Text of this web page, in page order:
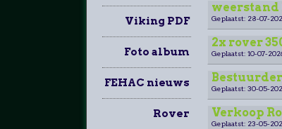
Viking PDF
Foto album
FEHAC nieuws
Rover
weerstand
Geplaatst: 28-07-
2x rover
Geplaatst: 10-07-
Geplaatst: 30-05-
Verkoop
Geplaatst: 23-05-